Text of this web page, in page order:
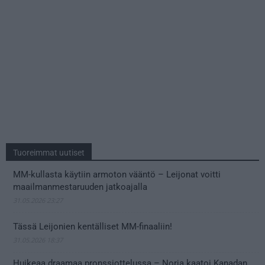
Tuoreimmat uutiset
MM-kullasta käytiin armoton vääntö – Leijonat voitti
maailmanmestaruuden jatkoajalla
Tässä Leijonien kentälliset MM-finaaliin!